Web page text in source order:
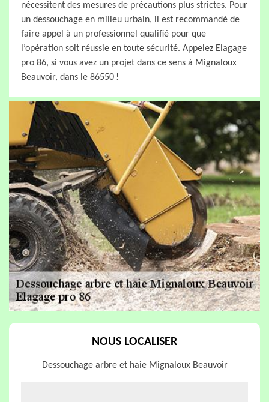
nécessitent des mesures de précautions plus strictes. Pour
un dessouchage en milieu urbain, il est recommandé de
faire appel à un professionnel qualifié pour que
l’opération soit réussie en toute sécurité. Appelez Elagage
pro 86, si vous avez un projet dans ce sens à Mignaloux
Beauvoir, dans le 86550 !
NOUS LOCALISER
Dessouchage arbre et haie Mignaloux Beauvoir